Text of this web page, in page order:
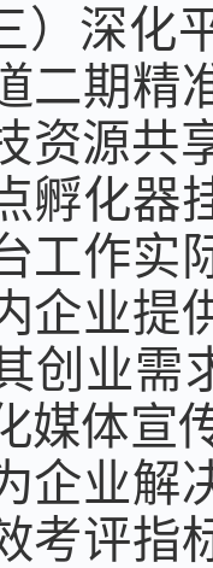
）深
二期精
资源共
孵化器
工作实
企业提
创业需
媒体宣
企业解
考评指